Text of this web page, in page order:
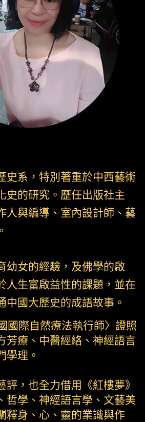
史系，特別著重於中西藝術
史的研究。歷任出版社主
人與編導、室內設計師、藝
幼女的經驗，及佛學的啟
人生富啟益性的課題，並在
中國大歷史的成語故事。
國際自然療法執行師〉證照
芳療、中醫經絡、神經語言
學理。
評，也全力借用《紅樓夢》
哲學、神經語言學、文藝美
釋身、心、靈的業識與作